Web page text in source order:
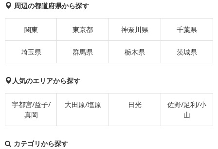
周辺の都道府県から探す
関東 東京都 神奈川県 千葉県
埼玉県 群馬県 栃木県 茨城県
人気のエリアから探す
宇都宮/益子/
真岡
大田原/塩原 日光
佐野/足利/小
山
カテゴリから探す